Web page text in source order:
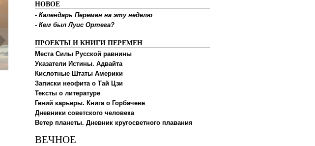
НОВОЕ
- Календарь Перемен на эту неделю
- Кем был Луис Ортега?
ПРОЕКТЫ И КНИГИ ПЕРЕМЕН
Места Силы Русской равнины
Указатели Истины. Адвайта
Кислотные Штаты Америки
Записки неофита о Тай Цзи
Тексты о литературе
Гений карьеры. Книга о Горбачеве
Дневники советского человека
Ветер планеты. Дневник кругосветного плавания
ВЕЧНОЕ